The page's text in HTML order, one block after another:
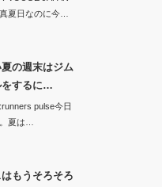
夏日なのに今…
の週末はジム
をするに…
pulse今日
夏は…
もうそろそろ